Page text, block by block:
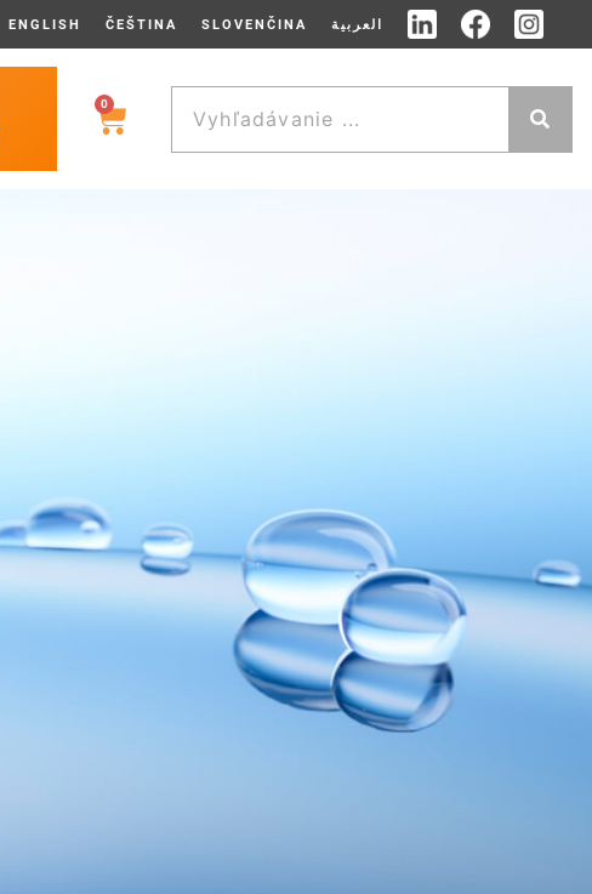
ENGLISH ČEŠTINA SLOVENČINA العربية
0